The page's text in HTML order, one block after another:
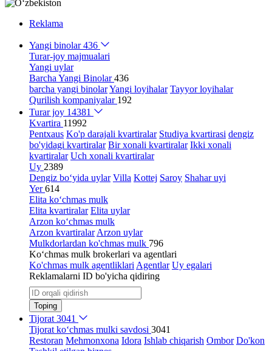
Reklama
Yangi binolar436
Turar-joy majmualari
Yangi uylar
Barcha Yangi Binolar436
barcha yangi binolarYangi loyihalar Tayyor loyihalar
Qurilish kompaniyalar 192
Turar joy 14381
Kvartira 11992
Pentxaus Ko'p darajali kvartiralar Studiya kvartirasi dengiz
bo'yidagi kvartiralar Bir xonali kvartiralar Ikki xonali
kvartiralar Uch xonali kvartiralar
Uy 2389
Dengiz bo‘yida uylar Villa Kottej Saroy Shahar uyi
Yer614
Elita ko‘chmas mulk
Elita kvartiralar Elita uylar
Arzon ko‘chmas mulk
Arzon kvartiralar Arzon uylar
Mulkdorlardan ko'chmas mulk 796
Ko‘chmas mulk brokerlari va agentlari
Ko'chmas mulk agentliklari Agentlar Uy egalari
Reklamalarni ID bo'yicha qidiring
Toping
Tijorat 3041
Tijorat ko‘chmas mulki savdosi 3041
Restoran Mehmonxona Idora Ishlab chiqarish Ombor Do'kon